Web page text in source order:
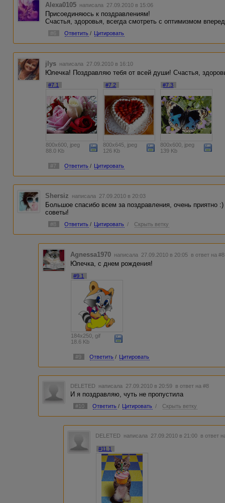
Alexa0105 написала 27.09.2010 в 15:06
Присоединяюсь к поздравлениям!
Счастья, здоровья, всегда смотреть с оптимизмом
#6 Ответить / Цитировать
jlys написала 27.09.2010 в 16:10
Юлечка! Поздравляю тебя от всей души! Счастья,
#7.1
800x600, jpeg
88.0 Kb
#7.2
800x645, jpeg
126 Kb
#7.3
800x600, jpeg
139 Kb
#7 Ответить / Цитировать
Shersiz написала 27.09.2010 в 20:03
Большое спасибо всем за поздравления, очень приятно
советы!
#8 Ответить / Цитировать / Скрыть ветку
Agnessa1970 написала 27.09.2010 в 20:05 в ответ на #8
Юлечка, с днем рождения!
#9.1
184x250, gif
18.6 Kb
#9 Ответить / Цитировать
DELETED написала 27.09.2010 в 20:59 в ответ на #8
И я поздравляю, чуть не пропустила
#10 Ответить / Цитировать / Скрыть ветку
DELETED написала 27.09.2010 в 21:00 в ответ
#11.1